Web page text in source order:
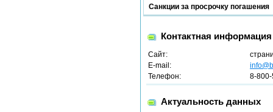
Санкции за просрочку погашения
Контактная информация
Сайт:
E-mail:
Телефон:
8-
Актуальность данных